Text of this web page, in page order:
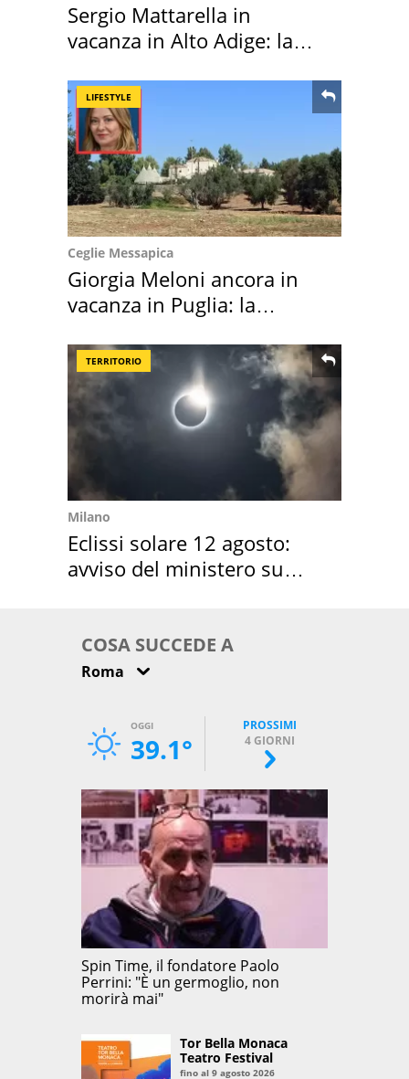
Sergio Mattarella in
vacanza in Alto Adige: la
LIFESTYLE
Ceglie Messapica
Giorgia Meloni ancora in
vacanza in Puglia: la
TERRITORIO
Milano
Eclissi solare 12 agosto:
avviso del ministero su